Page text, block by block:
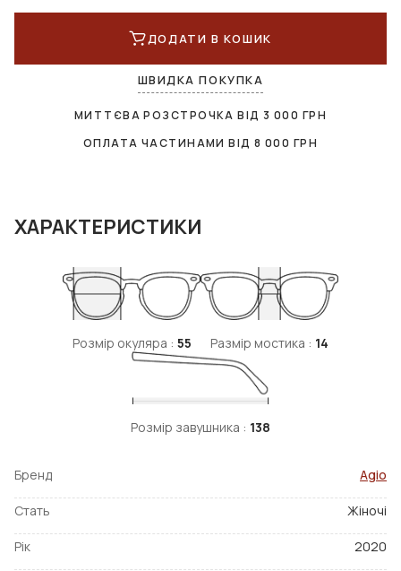
ДОДАТИ В КОШИК
ШВИДКА ПОКУПКА
МИТТЄВА РОЗСТРОЧКА ВІД 3 000 ГРН
ОПЛАТА ЧАСТИНАМИ ВІД8 000 ГРН
ХАРАКТЕРИСТИКИ
Розмір окуляра : 55 Размір мостика : 14
Розмір завушника : 138
Бренд Agio
Стать Жіночі
Рік 2020